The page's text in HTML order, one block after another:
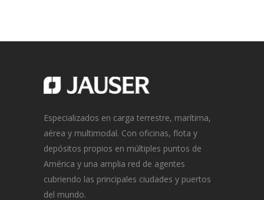
Especializados en carga terrestre, marítima,
aérea y multimodal. Con oficinas, flota y
depósitos propios en múltiples puntos de
América y una amplia red de agentes
cubriendo las principales ciudades y puertos
del mundo.